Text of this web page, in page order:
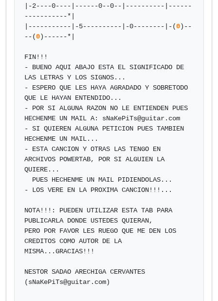
|-2----0----|------0--0--|----------|------
-----------*|
|-----------|-5----------|-0--------|-(0)--
--(0)------*|
FIN!!!
- BUENO AQUI ABAJO ESTA EL SIGNIFICADO DE
LAS LETRAS Y LOS SIGNOS...
- ESPERO QUE LES HAYA AGRADADO Y SOBRETODO
QUE LE HAYAN ENTENDIDO...
- POR SI ALGUNA RAZON NO LE ENTIENDEN PUES
HECHENME UN MAIL A: sNaKePiTs@guitar.com
- SI QUIEREN ALGUNA PETICION PUES TAMBIEN
HECHENME UN MAIL...
- ESTA CANCION Y OTRAS LAS TENGO EN
ARCHIVOS POWERTAB, POR SI ALGUIEN LA
QUIERE...
- LOS VERE EN LA PROXIMA CANCION!!!...
NOTA!!!: PUEDEN UTILIZAR ESTA TAB PARA
PUBLICARLA DONDE USTEDES QUIERAN,
PERO POR FAVOR LES RUEGO QUE ME DEN LOS
CREDITOS COMO AUTOR DE LA
MISMA...GRACIAS!!!
NESTOR SADAO ARECHIGA CERVANTES
(sNaKePiTs@guitar.com)